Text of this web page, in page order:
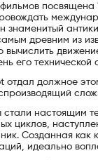
знаменитый
древним из
вычислить
его
отдал должное
настоящим
циклов,
Созданная как
идеально